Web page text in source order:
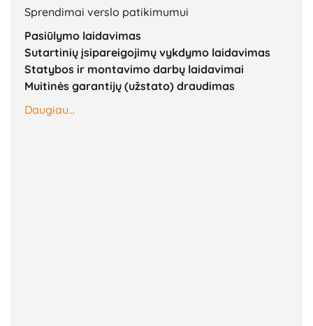
Sprendimai verslo patikimumui
Pasiūlymo laidavimas
Sutartinių įsipareigojimų vykdymo laidavimas
Statybos ir montavimo darbų laidavimai
Muitinės garantijų (užstato) draudimas
Daugiau...